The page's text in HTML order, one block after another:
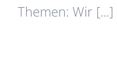
Themen: Wir [...]